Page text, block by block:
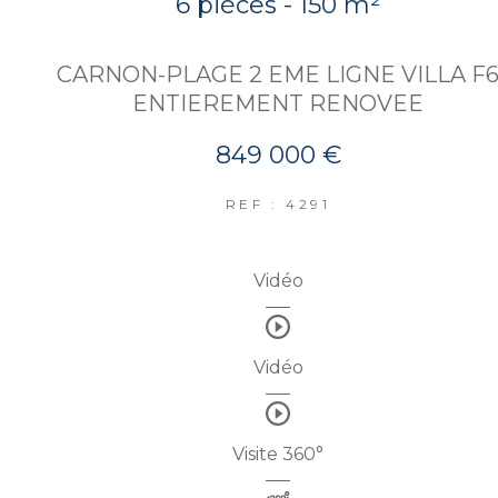
CARNON-PLAGE 2 EME LIGNE VILLA
ENTIEREMENT RENOVEE
849 000 €
REF : 4291
Vidéo
Vidéo
Visite 360°